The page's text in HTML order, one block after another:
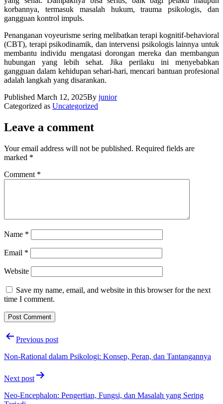
korbannya, termasuk masalah hukum, trauma psikologis, dan
gangguan kontrol impuls.
Penanganan voyeurisme sering melibatkan terapi kognitif-behavioral
(CBT), terapi psikodinamik, dan intervensi psikologis lainnya untuk
membantu individu mengatasi dorongan mereka dan membangun
hubungan yang lebih sehat. Jika perilaku ini menyebabkan
gangguan dalam kehidupan sehari-hari, mencari bantuan profesional
adalah langkah yang disarankan.
Published March 12, 2025By junior
Categorized as Uncategorized
Leave a comment
Your email address will not be published. Required fields are
marked *
Comment *
Name *
Email *
Website
Save my name, email, and website in this browser for the next
time I comment.
PostPrevious post
Non-Rational dalam Psikologi: Konsep, Peran, dan Tantangannya
Next post
Neo-Encephalon: Pengertian, Fungsi, dan Masalah yang Sering